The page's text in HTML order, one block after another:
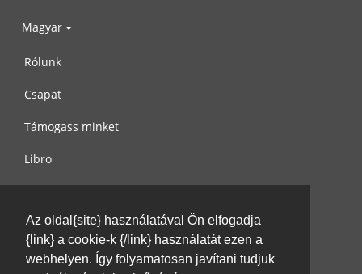
Az oldal{site} használatával Ön elfogadja
{link} a cookie-k {/link} használatát ezen a
webhelyen. Így folyamatosan javítani tudjuk
Magyar
Rólunk
Csapat
Támogass minket
Libro
Használati feltételek
Írj nekünk